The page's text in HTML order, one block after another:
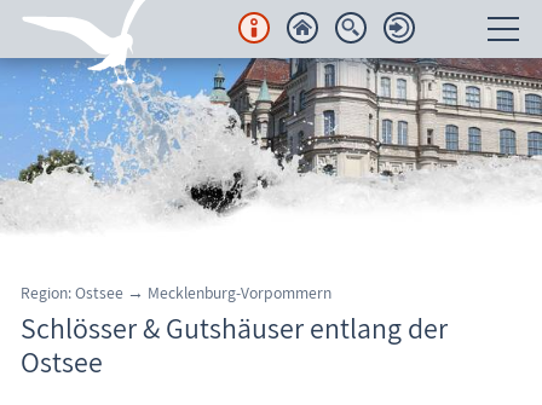
Unterkünfte
Regionales
Urlaubsorte
Karten
Freizeit
Region: Ostsee → Mecklenburg-Vorpommern
Schlösser & Gutshäuser entlang der
Ostsee